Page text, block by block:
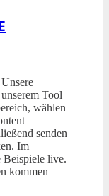
Tool
wählen
senden
Im
Beispiele live.
kommen